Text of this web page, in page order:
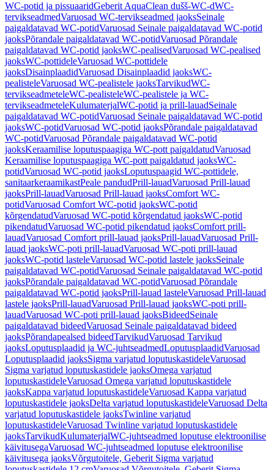
WC-potid ja pissuaaridGeberit AquaClean dušš-WC-dWC-
tervikseadmedVaruosad WC-tervikseadmed jaoksSeinale
paigaldatavad WC-potidVaruosad Seinale paigaldatavad WC-potid
jaoksPõrandale paigaldatavad WC-potidVaruosad Põrandale
paigaldatavad WC-potid jaoksWC-pealisedVaruosad WC-pealised
jaoksWC-pottideleVaruosad WC-pottidele
jaoksDisainplaadidVaruosad Disainplaadid jaoksWC-
pealisteleVaruosad WC-pealistele jaoksTarvikudWC-
tervikseadmeteleWC-pealisteleWC-pealistele ja WC-
tervikseadmeteleKulumaterjalWC-potid ja prill-lauadSeinale
paigaldatavad WC-potidVaruosad Seinale paigaldatavad WC-potid
jaoksWC-potidVaruosad WC-potid jaoksPõrandale paigaldatavad
WC-potidVaruosad Põrandale paigaldatavad WC-potid
jaoksKeraamilise loputuspaagiga WC-pott paigaldatudVaruosad
Keraamilise loputuspaagiga WC-pott paigaldatud jaoksWC-
potidVaruosad WC-potid jaoksLoputuspaagid WC-pottidele,
sanitaarkeraamikastPeale pandudPrill-lauadVaruosad Prill-lauad
jaoksPrill-lauadVaruosad Prill-lauad jaoksComfort WC-
potidVaruosad Comfort WC-potid jaoksWC-potid
kõrgendatudVaruosad WC-potid kõrgendatud jaoksWC-potid
pikendatudVaruosad WC-potid pikendatud jaoksComfort prill-
lauadVaruosad Comfort prill-lauad jaoksPrill-lauadVaruosad Prill-
lauad jaoksWC-poti prill-lauadVaruosad WC-poti prill-lauad
jaoksWC-potid lasteleVaruosad WC-potid lastele jaoksSeinale
paigaldatavad WC-potidVaruosad Seinale paigaldatavad WC-potid
jaoksPõrandale paigaldatavad WC-potidVaruosad Põrandale
paigaldatavad WC-potid jaoksPrill-lauad lasteleVaruosad Prill-lauad
lastele jaoksPrill-lauadVaruosad Prill-lauad jaoksWC-poti prill-
lauadVaruosad WC-poti prill-lauad jaoksBideedSeinale
paigaldatavad bideedVaruosad Seinale paigaldatavad bideed
jaoksPõrandapealsed bideedTarvikudVaruosad Tarvikud
jaoksLoputusplaadid ja WC-juhtseadmedLoputusplaadidVaruosad
Loputusplaadid jaoksSigma varjatud loputuskastideleVaruosad
Sigma varjatud loputuskastidele jaoksOmega varjatud
loputuskastideleVaruosad Omega varjatud loputuskastidele
jaoksKappa varjatud loputuskastideleVaruosad Kappa varjatud
loputuskastidele jaoksDelta varjatud loputuskastideleVaruosad Delta
varjatud loputuskastidele jaoksTwinline varjatud
loputuskastideleVaruosad Twinline varjatud loputuskastidele
jaoksTarvikudKulumaterjalWC-juhtseadmed loputuse elektroonilise
käivitusegaVaruosad WC-juhtseadmed loputuse elektroonilise
käivitusega jaoksVõrgutoitele, Geberit Sigma varjatud